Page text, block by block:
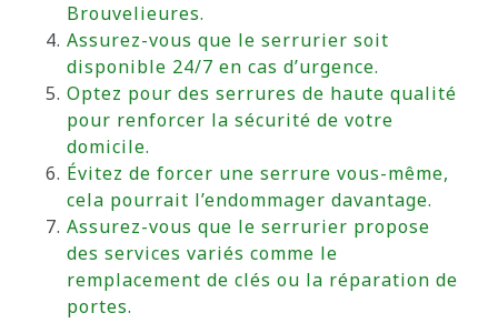
Brouvelieures.
Assurez-vous que le serrurier soit
disponible 24/7 en cas d’urgence.
Optez pour des serrures de haute qualité
pour renforcer la sécurité de votre
domicile.
Évitez de forcer une serrure vous-même,
cela pourrait l’endommager davantage.
Assurez-vous que le serrurier propose
des services variés comme le
remplacement de clés ou la réparation de
portes.